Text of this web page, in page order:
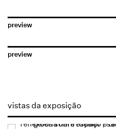
preview
preview
vistas da exposição
Open a larger version of